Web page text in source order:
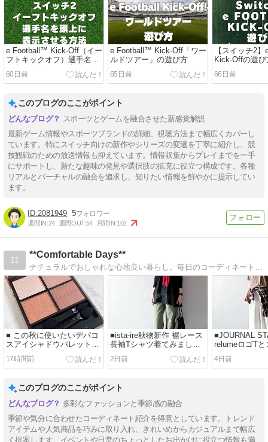
e Football™ Kick-Off（イー
フトキックオフ）選手名を
頭上に表示させる方法
60日前
e Football™ Kick-Off「ワー
ルドツアー」の遊び方
65日前
【スイッチ2
Kick-Offの遊び
66日前
このブログのここがポイント
スポーツとゲームを融合させた新感覚解説
最新ゲーム情報やスポーツブランドの詳細、視聴方法まで幅広くカバーし
ています。特にスイッチ向けの新作やシリーズの変遷を丁寧に紹介し、競
技観戦のための放送情報も抑えています。情報収集からプレイまでを一手
にサポートし、新たな趣味の発見や選択肢の拡充に役立つ構成です。各種
リアルとバーチャルの融合を追求し、知りたい情報を鮮やかに提示してい
ます。
2081949 5
週間IN:24 週間OUT:54 月間IN:102
11
**Comfortable Days**
ナチュラルでおしゃれな心地良い暮らし。毎日のコーディネートと共にナチュラルなアイテムをご紹介。
■ この秋に使いたいデパコ
スアイシャドウパレット＊
神トク最大30%OFFクーポ
ン対象商品いろいろ＊今日
17時間前
■ista-ire秋物新作 裾レース
長袖Tシャツ着てみました
＊神トク最大30%OFFクー
ポン対象商品いろいろ＊今
2日前
■JOURNAL
relumeロゴTと
ネンパンツで
＊ポチしたも
4日前
このブログのここがポイント
多彩なファッションと季節感の融合
季節や気分に合わせたコーディネート紹介を得意としています。トレンド
アイテムや人気商品を巧みに取り入れ、きれいめからカジュアルまで幅広
く提案します。イベントや日常のちょっとしたお出かけに役立つ情報も満